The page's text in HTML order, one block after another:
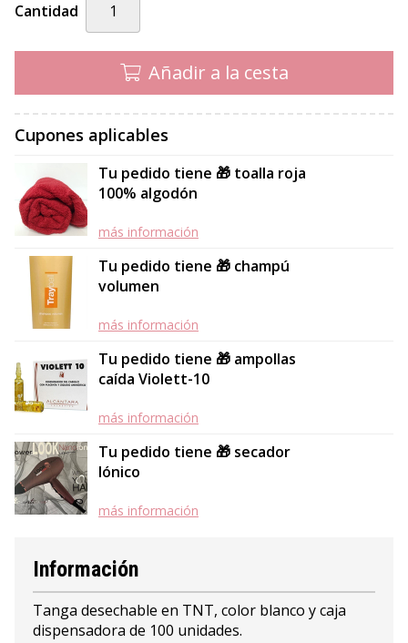
Cantidad
Añadir a la cesta
Cupones aplicables
Tu pedido tiene 🎁 toalla roja
100% algodón
más información
Tu pedido tiene 🎁 champú
volumen
más información
Tu pedido tiene 🎁 ampollas
caída Violett-10
más información
Tu pedido tiene 🎁 secador
Iónico
más información
Información
Tanga desechable en TNT, color blanco y caja
dispensadora de 100 unidades.